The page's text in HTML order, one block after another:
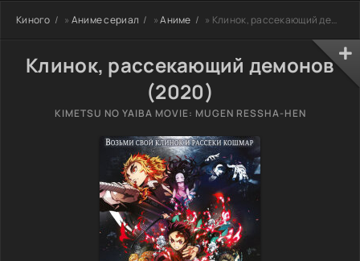
Киного » Аниме сериал »Аниме » Клинок, рассекающий демонов
Клинок, рассекающий демонов
(2020)
KIMETSU NO YAIBA MOVIE: MUGEN RESSHA-HEN